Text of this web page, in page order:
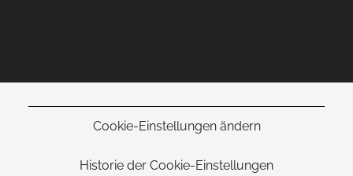
Cookie-Einstellungen ändern
Historie der Cookie-Einstellungen